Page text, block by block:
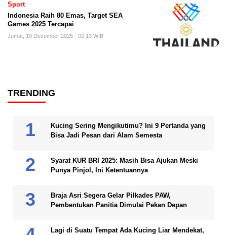
Sport
Indonesia Raih 80 Emas, Target SEA
Games 2025 Tercapai
Jumat, 19 Desember 2025 - 02:13 WIB
TRENDING
Kucing Sering Mengikutimu? Ini 9 Pertanda yang
Bisa Jadi Pesan dari Alam Semesta
Syarat KUR BRI 2025: Masih Bisa Ajukan Meski
Punya Pinjol, Ini Ketentuannya
Braja Asri Segera Gelar Pilkades PAW,
Pembentukan Panitia Dimulai Pekan Depan
Lagi di Suatu Tempat Ada Kucing Liar Mendekat,